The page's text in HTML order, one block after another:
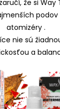
že si
podov
atomizéry .
nie sú
a